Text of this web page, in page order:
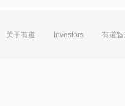
关于有道 Investors 有道